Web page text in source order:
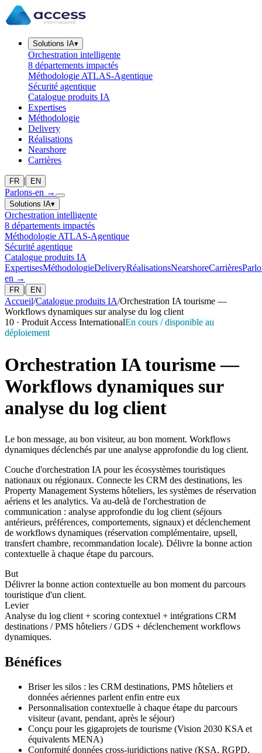
Solutions IA▾
Orchestration intelligente
8 départements impactés
Méthodologie ATLAS-Agentique
Sécurité agentique
Catalogue produits IA
Expertises
Méthodologie
Delivery
Réalisations
Nearshore
Carrières
FR | EN
Parlons-en →
Solutions IA▾
Orchestration intelligente
8 départements impactés
Méthodologie ATLAS-Agentique
Sécurité agentique
Catalogue produits IA
ExpertisesMéthodologieDeliveryRéalisationsNearshoreCarrières
en →
FR | EN
Accueil/Catalogue produits IA/Orchestration IA tourisme —
Workflows dynamiques sur analyse du log client
10 · Produit Access InternationalEn cours / disponible au
déploiement
Orchestration IA tourisme —
Workflows dynamiques sur
analyse du log client
Le bon message, au bon visiteur, au bon moment. Workflows
dynamiques déclenchés par une analyse approfondie du log client.
Couche d'orchestration IA pour les écosystèmes touristiques
nationaux ou régionaux. Connecte les CRM des destinations, les
Property Management Systems hôteliers, les systèmes de réservation
aériens et les analytics. Va au-delà de l'orchestration de
communication : analyse approfondie du log client (séjours
antérieurs, préférences, comportements, signaux) et déclenchement
de workflows dynamiques (réservation complémentaire, upsell,
transfert chambre, recommandation locale). Délivre la bonne action
contextuelle à chaque étape du parcours.
But
Délivrer la bonne action contextuelle au bon moment du parcours
touristique d'un client.
Levier
Analyse du log client + scoring contextuel + intégrations CRM
destinations / PMS hôteliers / GDS + déclenchement workflows
dynamiques.
Bénéfices
Briser les silos : les CRM destinations, PMS hôteliers et
données aériennes parlent enfin entre eux
Personnalisation contextuelle à chaque étape du parcours
visiteur (avant, pendant, après le séjour)
Conçu pour les gigaprojets de tourisme (Vision 2030 KSA et
équivalents MENA)
Conformité données cross-juridictions native (KSA, RGPD,